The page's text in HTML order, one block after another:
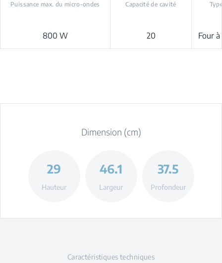
Puissance max. du micro-ondes
800 W
Capacité de cavité
20 Four
Dimension (cm)
29
Hauteur
46.1
Largeur
37.5
Profondeur
Caractéristiques techniques